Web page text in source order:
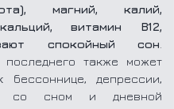
магний, калий,
витамин B12,
спокойный сон
последнего также может
бессоннице, депрессии,
со сном и дневной